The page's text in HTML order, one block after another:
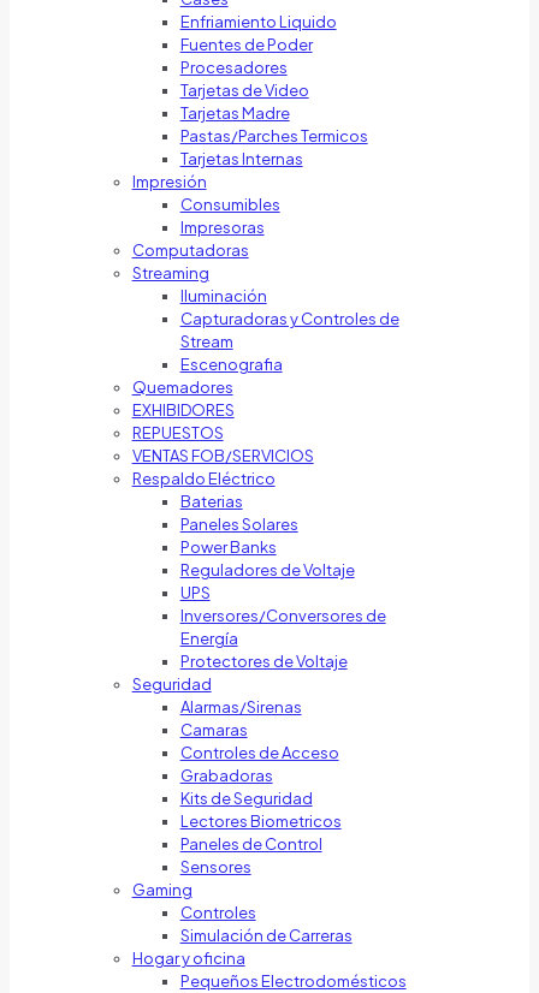
Enfriamiento Liquido
Fuentes de Poder
Procesadores
Tarjetas de Video
Tarjetas Madre
Pastas/Parches Termicos
Tarjetas Internas
Impresión
Consumibles
Impresoras
Computadoras
Streaming
Iluminación
Capturadoras y Controles de
Stream
Escenografia
Quemadores
EXHIBIDORES
REPUESTOS
VENTAS FOB/SERVICIOS
Respaldo Eléctrico
Baterias
Paneles Solares
Power Banks
Reguladores de Voltaje
UPS
Inversores/Conversores de
Energía
Protectores de Voltaje
Seguridad
Alarmas/Sirenas
Camaras
Controles de Acceso
Grabadoras
Kits de Seguridad
Lectores Biometricos
Paneles de Control
Sensores
Gaming
Controles
Simulación de Carreras
Hogar y oficina
Pequeños Electrodomésticos